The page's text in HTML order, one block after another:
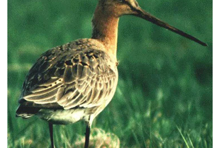
VERGRÖSSERN